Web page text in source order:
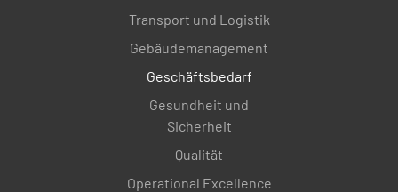
IN GEFAHR K.A.
Halten Sie die Substanzen in einem
"gebrauchstauglichen" Lagerbehälter
verschlossen, der deutlich gekennzeichnet
Transport und Logistik
Gebäudemanagement
Geschäftsbedarf
Gesundheit und
Sicherheit
Qualität
Operational Excellence